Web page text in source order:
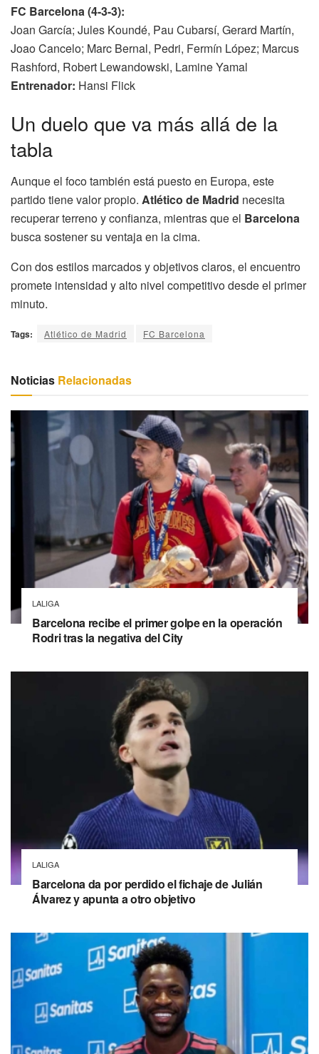
FC Barcelona (4-3-3):
Joan García; Jules Koundé, Pau Cubarsí, Gerard Martín,
Joao Cancelo; Marc Bernal, Pedri, Fermín López; Marcus
Rashford, Robert Lewandowski, Lamine Yamal
Entrenador: Hansi Flick
Un duelo que va más allá de la
tabla
Aunque el foco también está puesto en Europa, este
partido tiene valor propio. Atlético de Madrid necesita
recuperar terreno y confianza, mientras que el Barcelona
busca sostener su ventaja en la cima.
Con dos estilos marcados y objetivos claros, el encuentro
promete intensidad y alto nivel competitivo desde el primer
minuto.
Tags: Atlético de Madrid FC Barcelona
Noticias Relacionadas
LALIGA
Barcelona recibe el primer golpe en la operación
Rodri tras la negativa del City
LALIGA
Barcelona da por perdido el fichaje de Julián
Álvarez y apunta a otro objetivo